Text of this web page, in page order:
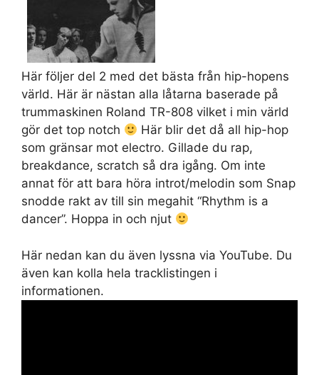
Här följer del 2 med det bästa från hip-hopens
värld. Här är nästan alla låtarna baserade på
trummaskinen Roland TR-808 vilket i min värld
gör det top notch
Här blir det då all hip-hop
som gränsar mot electro. Gillade du rap,
breakdance, scratch så dra igång. Om inte
annat för att bara höra introt/melodin som Snap
snodde rakt av till sin megahit “Rhythm is a
dancer”. Hoppa in och njut
Här nedan kan du även lyssna via YouTube. Du
även kan kolla hela tracklistingen i
informationen.